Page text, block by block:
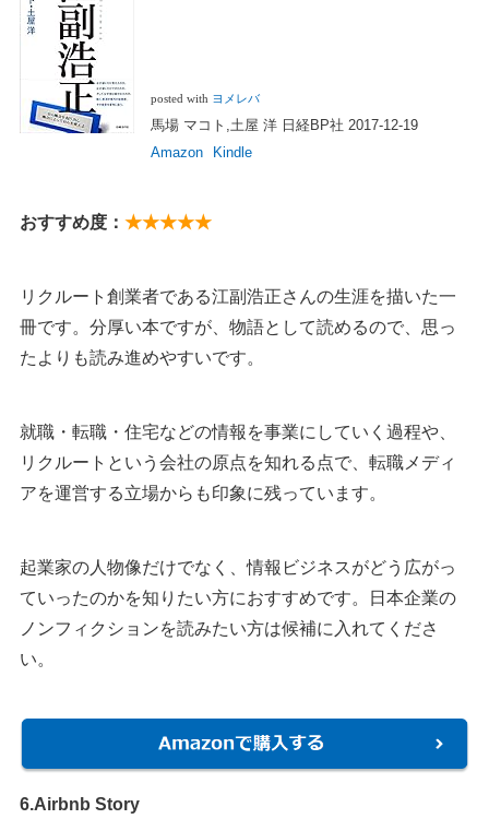
posted with ヨメレバ
馬場 マコト,土屋 洋 日経BP社 2017-12-19
Amazon
Kindle
おすすめ度： ★★★★★
リクルート創業者である江副浩正さんの生涯を描いた一
冊です。分厚い本ですが、物語として読めるので、思っ
たよりも読み進めやすいです。
就職・転職・住宅などの情報を事業にしていく過程や、
リクルートという会社の原点を知れる点で、転職メディ
アを運営する立場からも印象に残っています。
起業家の人物像だけでなく、情報ビジネスがどう広がっ
ていったのかを知りたい方におすすめです。日本企業の
ノンフィクションを読みたい方は候補に入れてくださ
い。
6.Airbnb Story